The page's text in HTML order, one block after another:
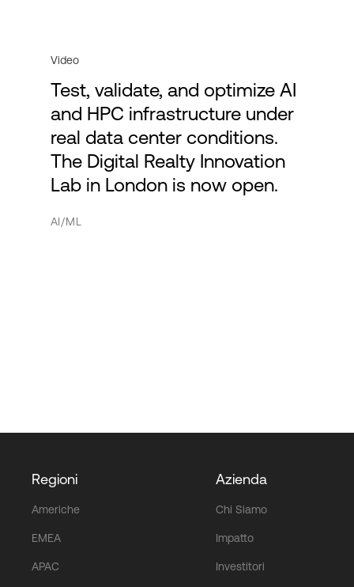
Video
Test, validate, and optimize AI
and HPC infrastructure under
real data center conditions.
The Digital Realty Innovation
Lab in London is now open.
AI/ML
Regioni
Americhe
EMEA
APAC
Azienda
Chi Siamo
Impatto
Investitori